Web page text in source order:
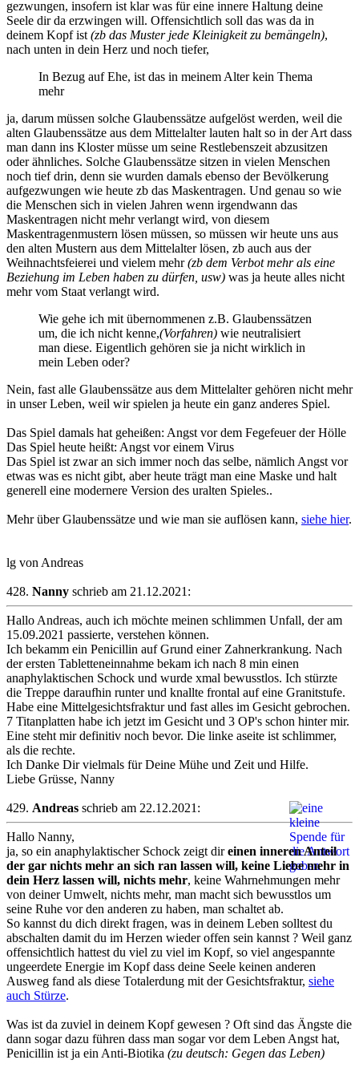
gezwungen, insofern ist klar was für eine innere Haltung deine
Seele dir da erzwingen will. Offensichtlich soll das was da in
deinem Kopf ist(zb das Muster jede Kleinigkeit zu bemängeln),
nach unten in dein Herz und noch tiefer,
In Bezug auf Ehe, ist das in meinem Alter kein Thema
mehr
ja, darum müssen solche Glaubenssätze aufgelöst werden, weil die
alten Glaubenssätze aus dem Mittelalter lauten halt so in der Art dass
man dann ins Kloster müsse um seine Restlebenszeit abzusitzen
oder ähnliches. Solche Glaubenssätze sitzen in vielen Menschen
noch tief drin, denn sie wurden damals ebenso der Bevölkerung
aufgezwungen wie heute zb das Maskentragen. Und genau so wie
die Menschen sich in vielen Jahren wenn irgendwann das
Maskentragen nicht mehr verlangt wird, von diesem
Maskentragenmustern lösen müssen, so müssen wir heute uns aus
den alten Mustern aus dem Mittelalter lösen, zb auch aus der
Weihnachtsfeierei und vielem mehr(zb dem Verbot mehr als eine
Beziehung im Leben haben zu dürfen, usw) was ja heute alles nicht
mehr vom Staat verlangt wird.
Wie gehe ich mit übernommenen z.B. Glaubenssätzen
um, die ich nicht kenne,(Vorfahren) wie neutralisiert
man diese. Eigentlich gehören sie ja nicht wirklich in
mein Leben oder?
Nein, fast alle Glaubenssätze aus dem Mittelalter gehören nicht mehr
in unser Leben, weil wir spielen ja heute ein ganz anderes Spiel.
Das Spiel damals hat geheißen: Angst vor dem Fegefeuer der Hölle
Das Spiel heute heißt: Angst vor einem Virus
Das Spiel ist zwar an sich immer noch das selbe, nämlich Angst vor
etwas was es nicht gibt, aber heute trägt man eine Maske und halt
generell eine modernere Version des uralten Spieles..
Mehr über Glaubenssätze und wie man sie auflösen kann, siehe hier.
lg von Andreas
428. Nanny schrieb am 21.12.2021:
Hallo Andreas, auch ich möchte meinen schlimmen Unfall, der am
15.09.2021 passierte, verstehen können.
Ich bekamm ein Penicillin auf Grund einer Zahnerkrankung. Nach
der ersten Tabletteneinnahme bekam ich nach 8 min einen
anaphylaktischen Schock und wurde xmal bewusstlos. Ich stürzte
die Treppe daraufhin runter und knallte frontal auf eine Granitstufe.
Habe eine Mittelgesichtsfraktur und fast alles im Gesicht gebrochen.
7 Titanplatten habe ich jetzt im Gesicht und 3 OP's schon hinter mir.
Eine steht mir definitiv noch bevor. Die linke aseite ist schlimmer,
als die rechte.
Ich Danke Dir vielmals für Deine Mühe und Zeit und Hilfe.
Liebe Grüsse, Nanny
429. Andreas schrieb am 22.12.2021:
Hallo Nanny,
ja, so ein anaphylaktischer Schock zeigt direinen inneren Anteil
der gar nichts mehr an sich ran lassen will, keine Liebe mehr in
dein Herz lassen will, nichts mehr, keine Wahrnehmungen mehr
von deiner Umwelt, nichts mehr, man macht sich bewusstlos um
seine Ruhe vor den anderen zu haben, man schaltet ab.
So kannst du dich direkt fragen, was in deinem Leben solltest du
abschalten damit du im Herzen wieder offen sein kannst ? Weil ganz
offensichtlich hattest du viel zu viel im Kopf, so viel angespannte
ungeerdete Energie im Kopf dass deine Seele keinen anderen
Ausweg fand als diese Totalerdung mit der Gesichtsfraktur, siehe
auch Stürze.
Was ist da zuviel in deinem Kopf gewesen ? Oft sind das Ängste die
dann sogar dazu führen dass man sogar vor dem Leben Angst hat,
Penicillin ist ja ein Anti-Biotika (zu deutsch: Gegen das Leben)